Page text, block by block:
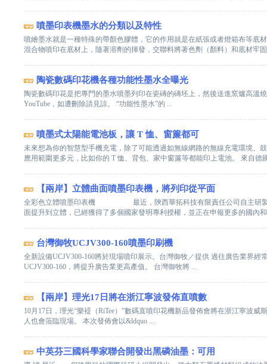
噴墨印表機墨水的分類以及特性
噴繪墨水就是一種特殊的帶顏色膠體，它的作用就是在紙張或者燈箱布等底
混合物噴印在底材上，隨著溶劑的揮發，交聯料將著色劑（顏料）和底材牢
陶瓷數碼印花機各種功能性墨水全曝光
陶瓷數碼印花是把專門的墨水噴墨列印在瓷磚的磚坯上，然後送進窯爐高溫
YouTube，如遭刪除請見諒。 “功能性墨水”的 ...
噴墨式太陽能電池板，讓 T 恤、窗簾都可
未來想為你的智慧型手機充電，除了可能透過如無線網路的無線充電環境、
應用範圍更多元，比如你的 T 恤、背包、家中窗簾等都能印上電池。 來自德
【兩岸】立體曲面噴墨印表機，將列印從平面
全彩色立體噴墨印表機 最近，陝西華拓科技有限責任公司自主研製的
面提升到立體，已經獲得了多個國家發明專利授權，並正在申報更多的國內
台灣御牧UCJV300-160噴墨印刷機
全新設備UCJV300-160將於現場噴印展示。台灣御牧／提供 過往廣告業界
UCJV300-160，將提升廣告業更高產值。 台灣御牧將 ...
【兩岸】理光17日將在浙江寧波發佈直噴數
10月17日，理光“樂褆（RiTee）”數碼直噴印花機新品發佈會將在浙江寧波
人也會蒞臨現場。 本次發佈會以&ldquo ...
中英芬三國科學家聯合開發出黑磷油墨：可用